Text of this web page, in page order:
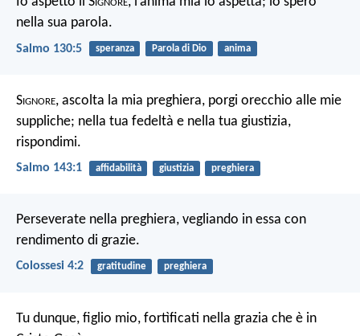
nella sua parola.
Salmo 130:5 speranza Parola di Dio anima
Signore, ascolta la mia preghiera, porgi orecchio alle mie
suppliche; nella tua fedeltà e nella tua giustizia,
rispondimi.
Salmo 143:1 affidabilità giustizia preghiera
Perseverate nella preghiera, vegliando in essa con
rendimento di grazie.
Colossesi 4:2 gratitudine preghiera
Tu dunque, figlio mio, fortìficati nella grazia che è in